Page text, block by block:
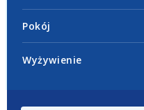
Pokój
Wyżywienie